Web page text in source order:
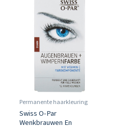
Permanente haarkleuring
Swiss O-Par
Wenkbrauwen En